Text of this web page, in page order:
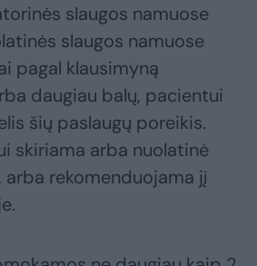
slaugos namuose
slaugos namuose
pagal klausimyną
daugiau balų, pacientui
šių paslaugų poreikis.
skiriama arba nuolatinė
arba rekomenduojama jį